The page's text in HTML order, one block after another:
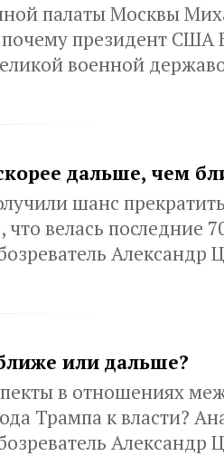
палаты Москвы
президент США
военной
дальше, чем
шанс
велась последние
Александр
или дальше?
в отношениях
Трампа к власти?
Александр